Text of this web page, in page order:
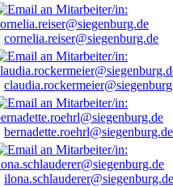
cornelia.reiser@siegenburg.de
bernadette.roehrl@siegenburg.de
ilona.schlauderer@siegenburg.de